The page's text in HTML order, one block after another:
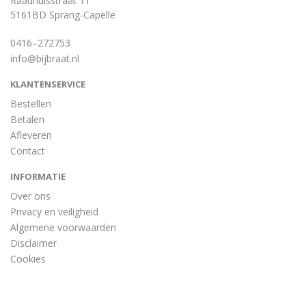
5161BD Sprang-Capelle
0416–272753
info@bijbraat.nl
KLANTENSERVICE
Bestellen
Betalen
Afleveren
Contact
INFORMATIE
Over ons
Privacy en veiligheid
Algemene voorwaarden
Disclaimer
Cookies